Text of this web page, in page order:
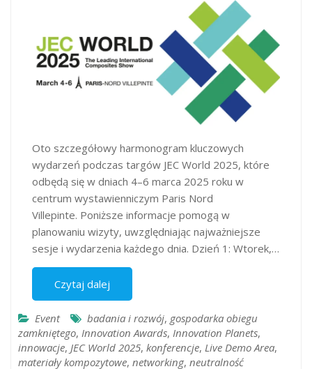
​Oto szczegółowy harmonogram kluczowych
wydarzeń podczas targów JEC World 2025, które
odbędą się w dniach 4–6 marca 2025 roku w
centrum wystawienniczym Paris Nord
Villepinte. Poniższe informacje pomogą w
planowaniu wizyty, uwzględniając najważniejsze
sesje i wydarzenia każdego dnia.​ Dzień 1: Wtorek,…
Czytaj dalej
Event badania i rozwój, gospodarka obiegu
zamkniętego, Innovation Awards, Innovation Planets,
innowacje, JEC World 2025, konferencje, Live Demo Area,
materiały kompozytowe, networking, neutralność